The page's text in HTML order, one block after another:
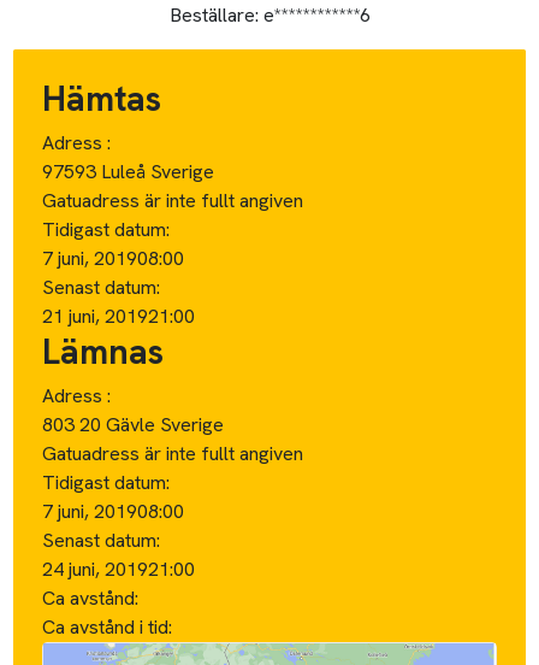
Beställare: e************6
Hämtas
Adress :
97593 Luleå Sverige
Gatuadress är inte fullt angiven
Tidigast datum:
7 juni, 201908:00
Senast datum:
21 juni, 201921:00
Lämnas
Adress :
803 20 Gävle Sverige
Gatuadress är inte fullt angiven
Tidigast datum:
7 juni, 201908:00
Senast datum:
24 juni, 201921:00
Ca avstånd:
Ca avstånd i tid: